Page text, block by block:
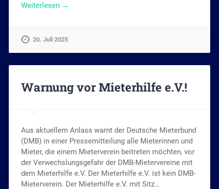
Weiterlesen →
20. Juli 2025
Warnung vor Mieterhilfe e.V.!
Aus aktuellem Anlass warnt der Deutsche Mieterbund
(DMB) in einer Pressemitteilung alle Mieterinnen und
Mieter, die einem Mieterverein beitreten möchten, vor
der Verwechslungsgefahr der DMB-Mietervereine mit
dem Mieterhilfe e.V. Der Mieterhilfe e.V. ist kein DMB-
Mieterverein. Der Mieterhilfe e.V. mit Sitz…